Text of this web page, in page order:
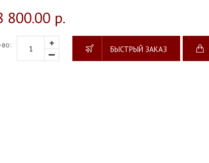
800.00 р.
БЫСТРЫЙ ЗАКАЗ